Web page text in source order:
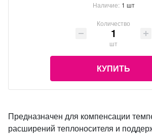
Наличие: 1 шт
Количество
шт
КУПИТЬ
Предназначен для компенсации
расширений теплоносителя и